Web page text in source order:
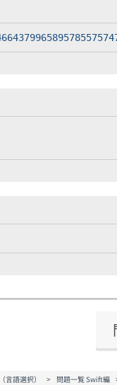
言語選択） 問題一覧 Swift編